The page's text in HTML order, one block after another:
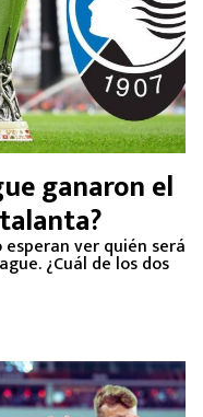
ganaron el
ver quién será
¿Cuál de los dos